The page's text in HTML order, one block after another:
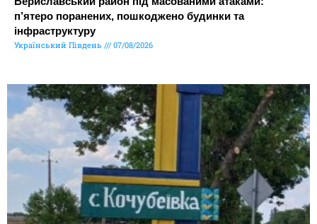
п’ятеро поранених, пошкоджено будинки та
інфраструктуру
Український Південь 07/08/2026